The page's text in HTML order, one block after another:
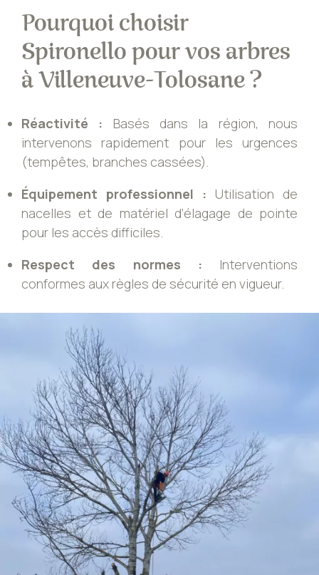
Pourquoi choisir
Spironello pour vos arbres
à Villeneuve-Tolosane ?
Réactivité : Basés dans la région, nous
intervenons rapidement pour les urgences
(tempêtes, branches cassées).
Équipement professionnel : Utilisation de
nacelles et de matériel d’élagage de pointe
pour les accès difficiles.
Respect des normes : Interventions
conformes aux règles de sécurité en vigueur.